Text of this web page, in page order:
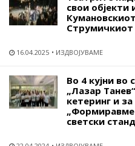
свои објекти
Струмичкиот
16.04.2025 ИЗДВОЈУВАМЕ
Во 4 кујни
„Лазар
кетеринг и
„Формиравме
светски